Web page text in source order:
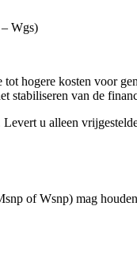
Wgs)
hogere kosten voor
stabiliseren van de
u alleen
of Wsnp) mag